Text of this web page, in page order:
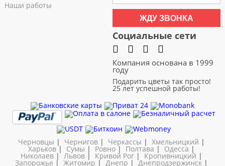
Наши работы
ЖДУ ЗВОНКА
Социальные сети
Компания основана в 1999
году
Подарить цветы так просто!
25 лет успешной работы!
Черновцы | Чернигов | Черкассы | Хмельницкий |
Харьков| Сумы | Ровно | Полтава | Одесса |
Николаев | Львов Кривой Рог | Кропивницкий |
Запорожье | Житомир | Днепр |Днепродзержинск |